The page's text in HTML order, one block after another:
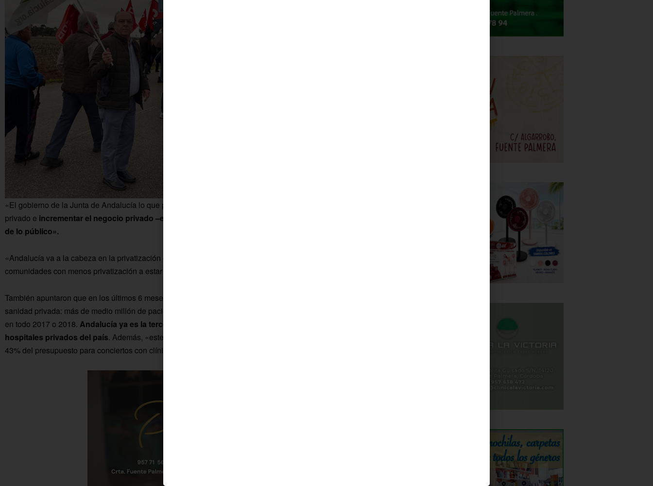
«El gobierno de la Junta de Andalucía lo que pretende es continuar con el traspaso de lo público a lo
privado e incrementar el negocio privado –el de las aseguradoras– por la vía del progresivo deterioro
de lo público».
«Andalucía va a la cabeza en la privatización de la sanidad pública. Hemos pasado de ser una de las
comunidades con menos privatización a estar en el grupo de cabeza (la 6ª de 17)».
También apuntaron que en los últimos 6 meses se están batiendo todos los récords en traspaso a la
sanidad privada: más de medio millón de pacientes derivados desde centros públicos a privados, más que
en todo 2017 o 2018. Andalucía ya es la tercera comunidad con mayor porcentaje de camas en
hospitales privados del país. Además, «este año el gobierno de Moreno Bonilla prevé un aumento del
43% del presupuesto para conciertos con clínicas privadas».